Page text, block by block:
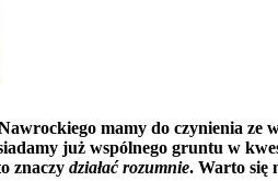
mamy do czynienia
już wspólnego gruntu w
znaczy działać rozumnie. Warto się